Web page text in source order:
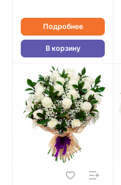
Подробнее
В корзину